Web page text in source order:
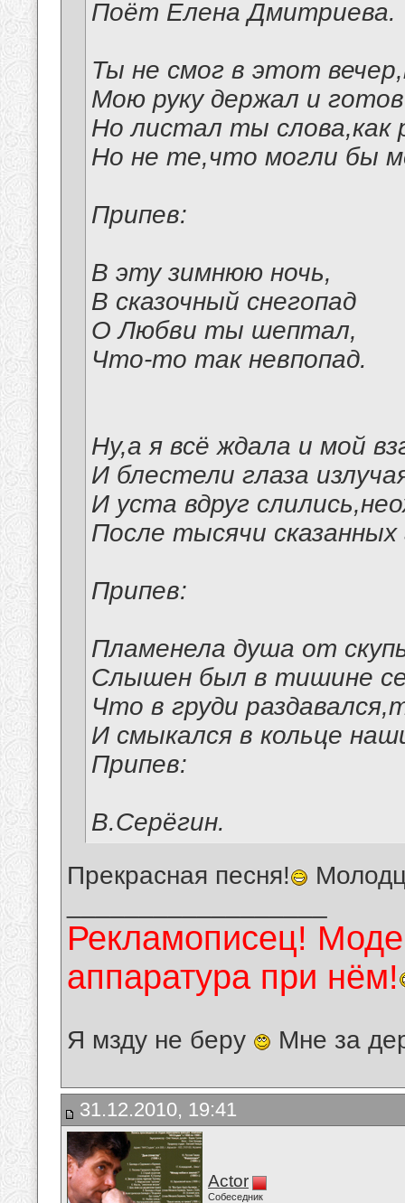
Поёт Елена Дмитриева.
Ты не смог в этот
Мою руку держал и
Но листал ты слова,как
Но не те,что могли бы
Припев:
В эту зимнюю ночь,
В сказочный снегопад
О Любви ты шептал,
Что-то так невпопад.
Ну,а я всё ждала и мой
И блестели глаза
И уста вдруг
После тысячи
Припев:
Пламенела душа от
Слышен был в тишине
Что в груди
И смыкался в кольце
Припев:
В.Серёгин.
Прекрасная песня!
Рекламописец!
аппаратура при нём!
Я мзду не беру Мне за
31.12.2010, 19:41
Actor
Собеседник